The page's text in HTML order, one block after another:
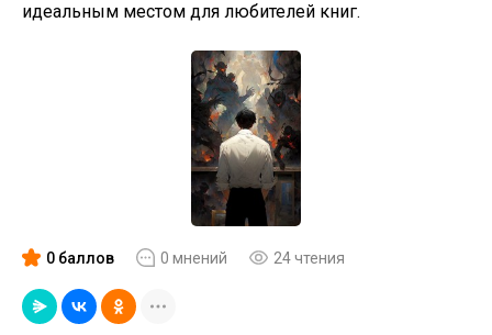
идеальным местом для любителей книг.
0 баллов 0 мнений 24 чтения